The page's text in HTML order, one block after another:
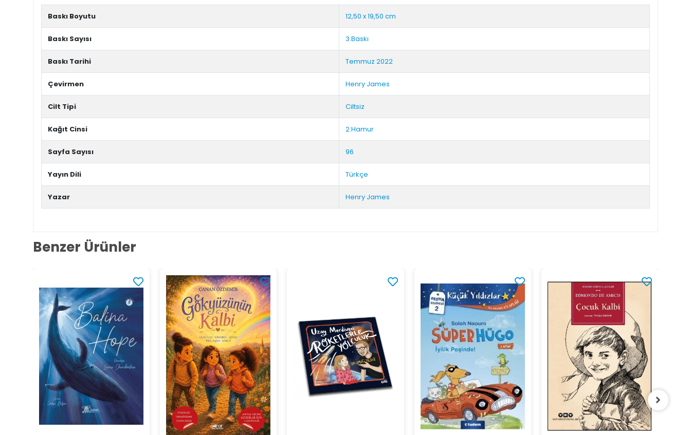
Baskı Boyutu 12,50 x 19,50 cm
Baskı Sayısı 3.Baskı
Baskı Tarihi Temmuz 2022
Çevirmen Henry James
Cilt Tipi Ciltsiz
Kağıt Cinsi 2.Hamur
Sayfa Sayısı 96
Yayın Dili Türkçe
Yazar Henry James
Benzer Ürünler